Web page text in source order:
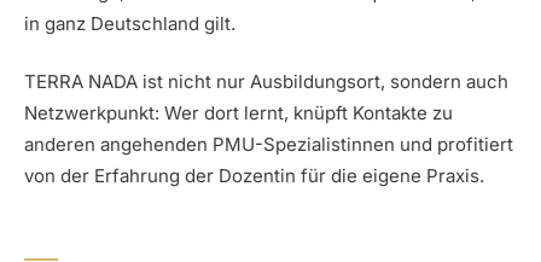
in ganz Deutschland gilt.
TERRA NADA ist nicht nur Ausbildungsort, sondern auch
Netzwerkpunkt: Wer dort lernt, knüpft Kontakte zu
anderen angehenden PMU-Spezialistinnen und profitiert
von der Erfahrung der Dozentin für die eigene Praxis.